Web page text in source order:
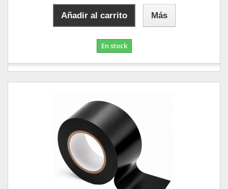
Añadir al carrito Más
En stock